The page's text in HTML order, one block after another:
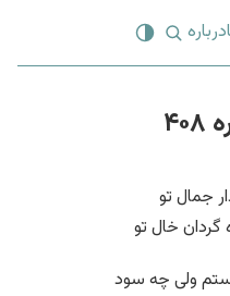
درباره
جمال تو
خال تو
ولی چه سود